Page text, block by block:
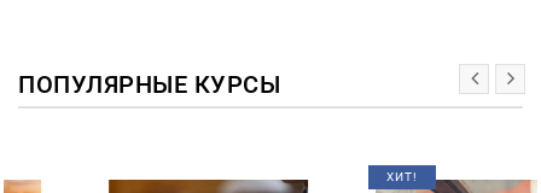
ПОПУЛЯРНЫЕ КУРСЫ